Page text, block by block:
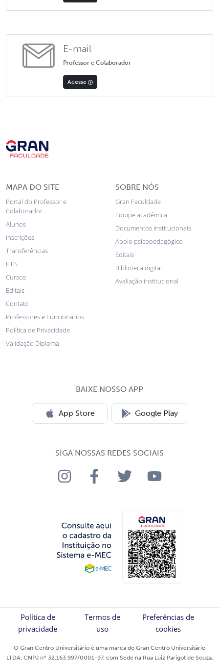
E-mail
Professor e Colaborador
Acesse
MAPA DO SITE
Portal do Professor e
Colaborador
Alunos
Inscrições
Transferências
FIES
Cursos
Editais
Contato
Professores e Funcionários
Política de Privacidade
Validação Diploma
SOBRE NÓS
Gran Faculdade
Equipe acadêmica
Documentos institucionais
Apoio psicopedagógico
Editais
Biblioteca digital
Avaliação institucional
BAIXE NOSSO APP
App Store Google Play
SIGA NOSSAS REDES SOCIAIS
Política de
privacidade
Termos de
uso
Preferências de
cookies
O Gran Centro Universitário é uma marca do Gran Centro Universitário
LTDA, CNPJ nº 32.163.997/0001-97, com Sede na Rua Luiz Parigot de Souza,